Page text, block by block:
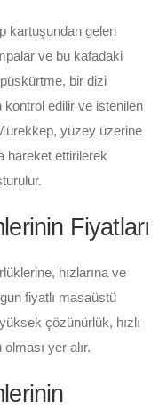
kartuşundan gelen
ve bu kafadaki
bir dizi
kontrol edilir ve istenilen
yüzey üzerine
hareket ettirilerek
Fiyatları
hızlarına ve
fiyatlı masaüstü
çözünürlük, hızlı
yer alır.